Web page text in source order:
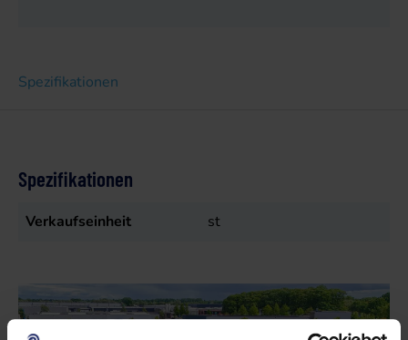
Spezifikationen
Spezifikationen
Verkaufseinheit st